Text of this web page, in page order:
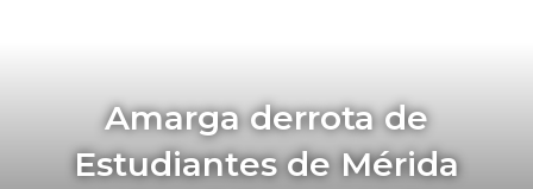
Amarga derrota de
Estudiantes de Mérida